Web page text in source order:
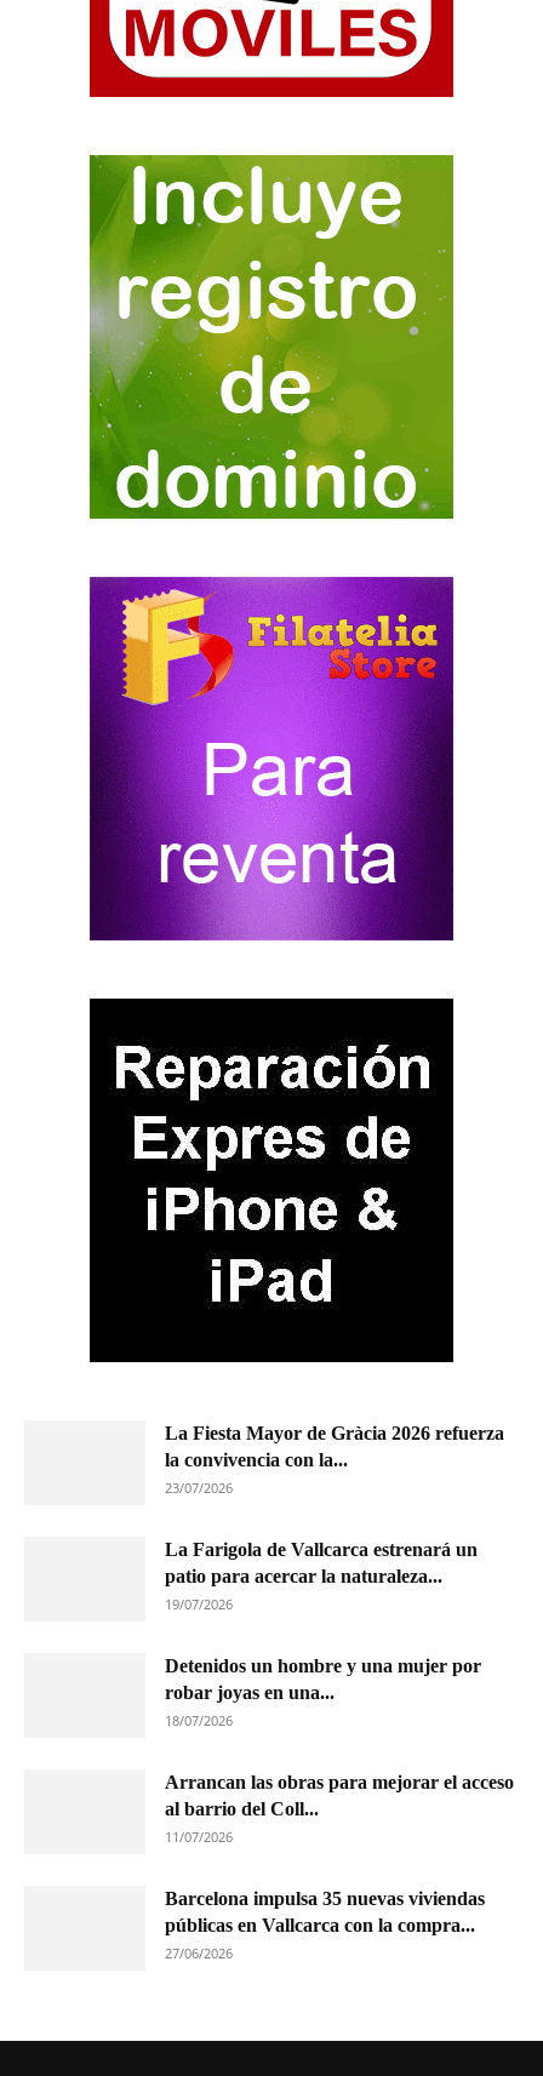
La Fiesta Mayor de Gràcia 2026 refuerza
la convivencia con la...
23/07/2026
La Farigola de Vallcarca estrenará un
patio para acercar la naturaleza...
19/07/2026
Detenidos un hombre y una mujer por
robar joyas en una...
18/07/2026
Arrancan las obras para mejorar el acceso
al barrio del Coll...
11/07/2026
Barcelona impulsa 35 nuevas viviendas
públicas en Vallcarca con la compra...
27/06/2026